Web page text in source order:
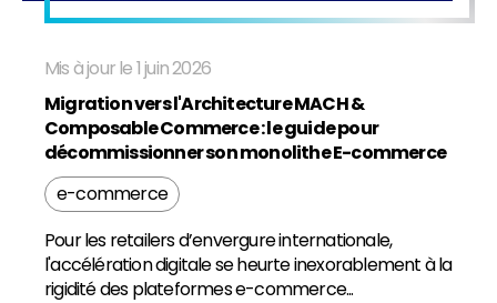
Mis à jour le 1 juin 2026
Migration vers l'Architecture MACH &
Composable Commerce : le guide pour
décommissionner son monolithe E-commerce
e-commerce
Pour les retailers d’envergure internationale,
l'accélération digitale se heurte inexorablement à la
rigidité des plateformes e-commerce...